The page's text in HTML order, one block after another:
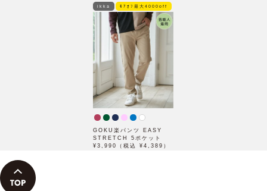
ikka ﾓｱｵﾌ最大4000off
GOKU楽パンツ EASY
STRETCH 5ポケット
¥3,990（税込 ¥4,389）